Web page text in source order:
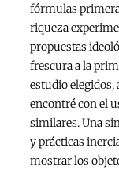
fórmulas
riqueza
propuestas
frescura a la
estudio
encontré con el
similares. Una
y prácticas
mostrar los